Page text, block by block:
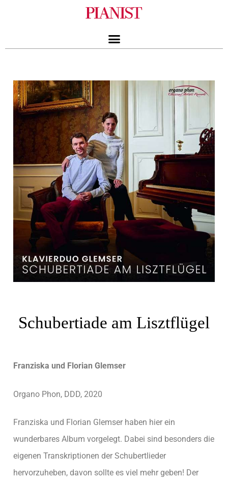
Schubertiade am Lisztflügel
Franziska und Florian Glemser
Organo Phon, DDD, 2020
Franziska und Florian Glemser haben hier ein
wunderbares Album vorgelegt. Dabei sind besonders die
eigenen Transkriptionen der Schubertlieder
hervorzuheben, davon sollte es viel mehr geben! Der